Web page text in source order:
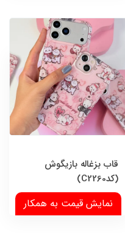
قاب بزغاله بازیگوش
(کدC2260)
نمایش قیمت به همکار